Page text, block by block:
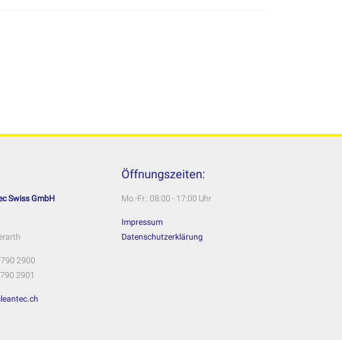
Swiss GmbH
2900
2901
Öffnungszeiten:
Mo.-Fr.: 08:00 - 17:00 Uhr
Impressum
Datenschutzerklärung